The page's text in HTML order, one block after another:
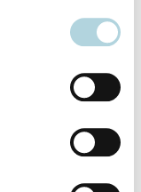
per un
rigenerati
fluido senza